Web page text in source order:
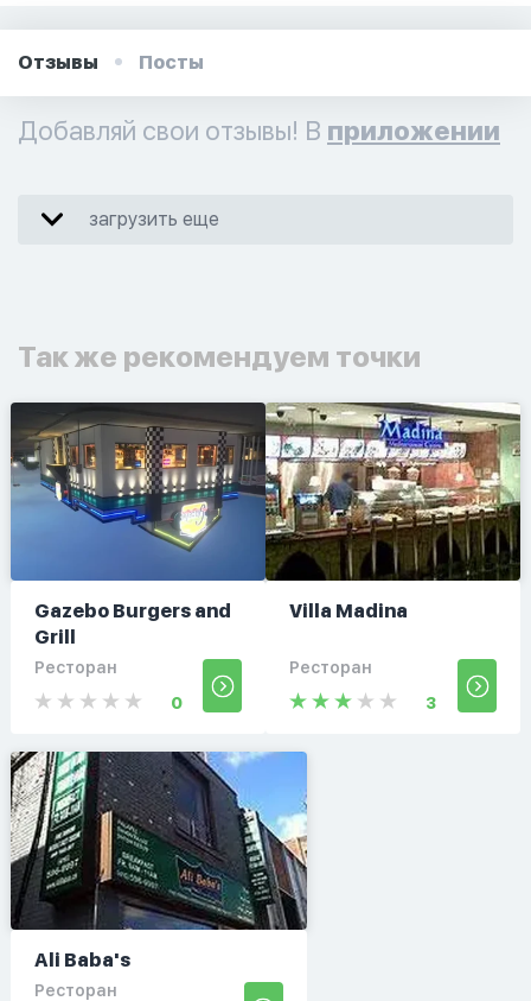
Отзывы Посты
Добавляй свои отзывы! В приложении
загрузить еще
Так же рекомендуем точки
Gazebo Burgers and
Grill
Ресторан
0
Villa Madina
Ресторан
3
Ali Baba's
Ресторан